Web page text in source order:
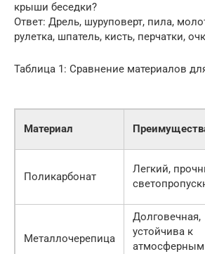
крыши беседки?
Ответ: Дрель, шуруповерт, пила,
рулетка, шпатель, кисть, перчатки,
Таблица 1: Сравнение материалов
Материал
Поликарбонат
Легкий,
Металлочерепица
Долговечная,
устойчива к
атмосферным